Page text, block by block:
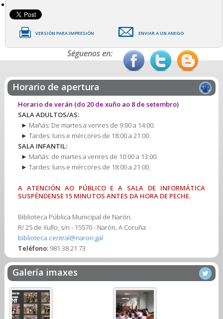
VERSIÓN PARA IMPRESIÓN ENVIAR A UN AMIGO
Séguenos en:
Horario de apertura
Horario de verán (do 20 de xuño ao 8 de setembro)
SALA ADULTOS/AS:
► Mañás: De martes a venres de 9:00 a 14:00.
► Tardes: luns e mércores de 18:00 a 21:00.
SALA INFANTIL:
► Mañás: de martes a venres de 10:00 a 13:00.
► Tardes: luns e mércores de 18:00 a 21:00.
A ATENCIÓN AO PÚBLICO E A SALA DE INFORMÁTICA
SUSPÉNDENSE 15 MINUTOS ANTES DA HORA DE PECHE.
Biblioteca Pública Municipal de Narón.
R/ 25 de Xullo, s/n - 15570 - Narón, A Coruña
biblioteca.central@naron.gal
Teléfono:981 38 21 73
Galería imaxes